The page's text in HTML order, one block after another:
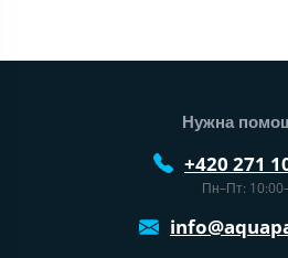
Нижний колонтитул
Нужна
+420 271
Пн–Пт: